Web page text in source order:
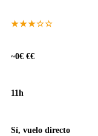
★★★☆☆
~0€ €€
11h
Sí, vuelo directo